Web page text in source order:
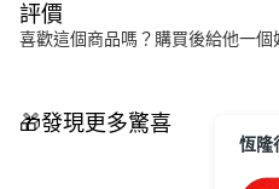
評價
喜歡這個商品嗎？購買後給他一個
🎁發現更多驚喜
恆隆